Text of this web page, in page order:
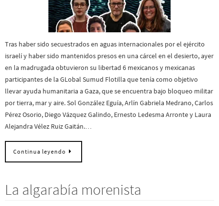
Tras haber sido secuestrados en aguas internacionales por el ejército
israelí y haber sido mantenidos presos en una cárcel en el desierto, ayer
en la madrugada obtuvieron su libertad 6 mexicanos y mexicanas
participantes de la GLobal Sumud Flotilla que tenía como objetivo
llevar ayuda humanitaria a Gaza, que se encuentra bajo bloqueo militar
por tierra, mar y aire. Sol González Eguía, Arlín Gabriela Medrano, Carlos
Pérez Osorio, Diego Vázquez Galindo, Ernesto Ledesma Arronte y Laura
Alejandra Vélez Ruiz Gaitán.…
Continua leyendo
La algarabía morenista